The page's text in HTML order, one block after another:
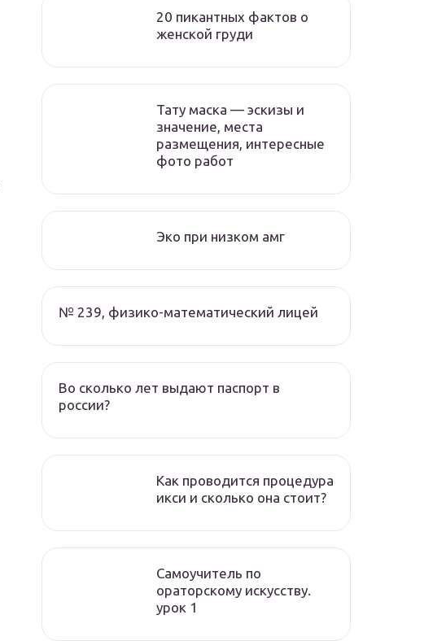
20 пикантных фактов о
женской груди
Тату маска — эскизы и
значение, места
размещения, интересные
фото работ
Эко при низком амг
№ 239, физико-математический лицей
Во сколько лет выдают паспорт в
россии?
Как проводится процедура
икси и сколько она стоит?
Самоучитель по
ораторскому искусству.
урок 1